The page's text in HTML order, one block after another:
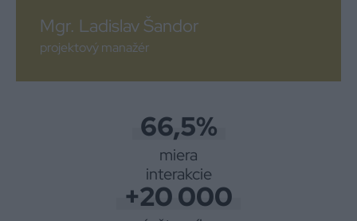
Mgr. Ladislav Šandor
projektový manažér
66,5%
miera
interakcie
+20 000